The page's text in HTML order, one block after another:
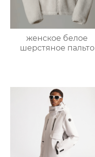
женское белое
шерстяное пальто